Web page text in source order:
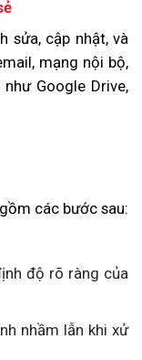
sửa, cập nhật, và
mạng nội bộ,
Google Drive,
các bước sau:
độ rõ ràng của
nhầm lẫn khi xử